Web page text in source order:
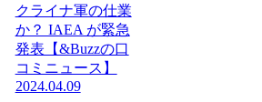
クライナ軍の仕業
か？ IAEA が緊急
発表【&Buzzの口
コミニュース】
2024.04.09